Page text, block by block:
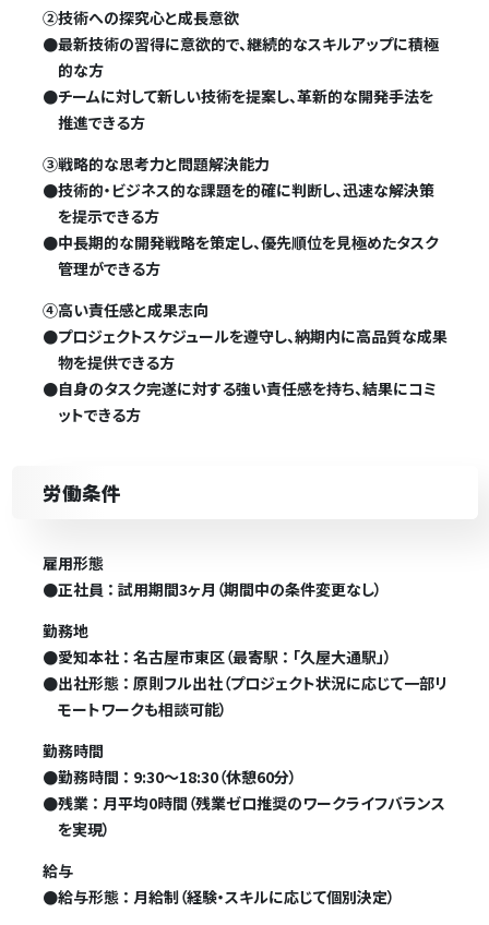
②技術への探究心と成長意欲
●最新技術の習得に意欲的で、継続的なスキルアップに積極
的な方
●チームに対して新しい技術を提案し、革新的な開発手法を
推進できる方
③戦略的な思考力と問題解決能力
●技術的・ビジネス的な課題を的確に判断し、迅速な解決策
を提示できる方
●中長期的な開発戦略を策定し、優先順位を見極めたタスク
管理ができる方
④高い責任感と成果志向
●プロジェクトスケジュールを遵守し、納期内に高品質な成果
物を提供できる方
●自身のタスク完遂に対する強い責任感を持ち、結果にコミ
ットできる方
労働条件
雇用形態
●正社員 ： 試用期間3ヶ月（期間中の条件変更なし）
勤務地
●愛知本社 ： 名古屋市東区（最寄駅 ： 「久屋大通駅」）
●出社形態 ： 原則フル出社（プロジェクト状況に応じて一部リ
モートワークも相談可能）
勤務時間
●勤務時間 ： 9:30～18:30（休憩60分）
●残業 ： 月平均0時間（残業ゼロ推奨のワークライフバランス
を実現）
給与
●給与形態 ： 月給制（経験・スキルに応じて個別決定）